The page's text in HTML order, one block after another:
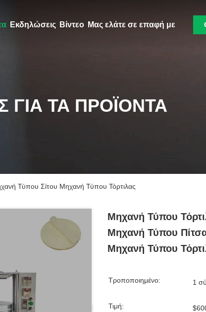
Εκδηλώσεις Βίντεο Μας ελάτε σε επαφή με
ΓΙΑ ΤΑ ΠΡΟΪΌΝΤΑ
Τύπου Σίτου Μηχανή Τύπου Τόρτιλας
Μηχανή Τύπου
Μηχανή Τύπου
Μηχανή Τύπου
Τροποποιημένο: 1
Τιμή: